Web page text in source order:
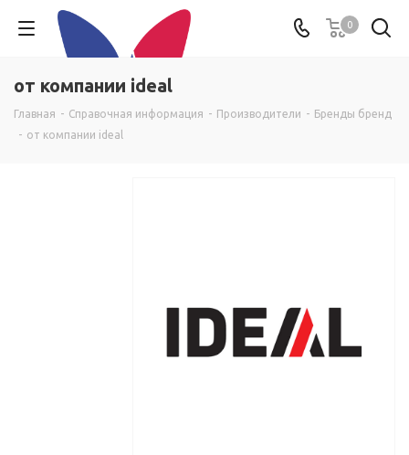
0
от компании ideal
Главная - Справочная информация - Производители - Бренды бренд
- от компании ideal